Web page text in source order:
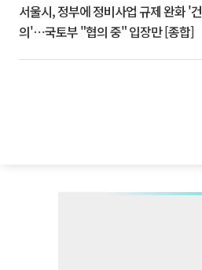
서울시, 정부에 정비사업 규제 완화 '건
의'⋯국토부 "협의 중" 입장만 [종합]